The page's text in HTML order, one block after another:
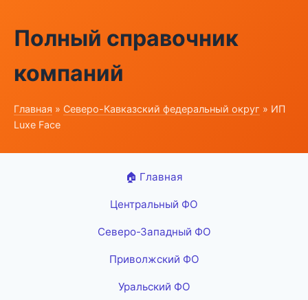
Полный справочник
компаний
Главная » Северо-Кавказский федеральный округ » ИП
Luxe Face
🏠 Главная
Центральный ФО
Северо-Западный ФО
Приволжский ФО
Уральский ФО